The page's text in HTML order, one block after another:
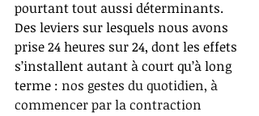
pourtant tout aussi déterminants.
Des leviers sur lesquels nous avons
prise 24 heures sur 24, dont les effets
s’installent autant à court qu’à long
terme : nos gestes du quotidien, à
commencer par la contraction